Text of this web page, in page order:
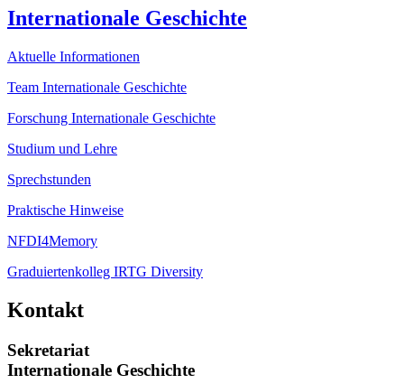
Internationale Geschichte
Aktuelle Informationen
Team Internationale Geschichte
Forschung Internationale Geschichte
Studium und Lehre
Sprechstunden
Praktische Hinweise
NFDI4Memory
Graduiertenkolleg IRTG Diversity
Kontakt
Sekretariat
Internationale Geschichte